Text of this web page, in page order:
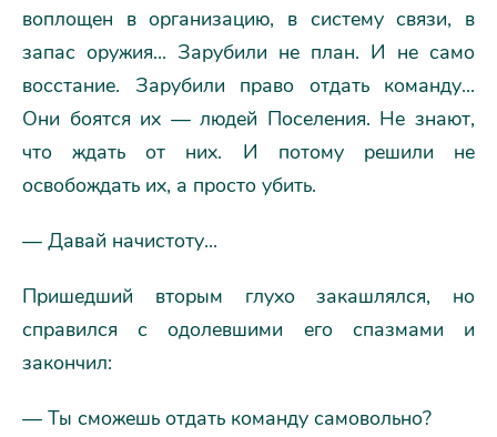
воплощен в организацию, в систему связи, в
запас оружия... Зарубили не план. И не само
восстание. Зарубили право отдать команду...
Они боятся их — людей Поселения. Не знают,
что ждать от них. И потому решили не
освобождать их, а просто убить.
— Давай начистоту...
Пришедший вторым глухо закашлялся, но
справился с одолевшими его спазмами и
закончил:
— Ты сможешь отдать команду самовольно?